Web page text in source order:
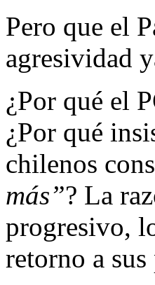
Pero que el
agresividad
¿Por qué el
¿Por qué
chilenos
más”? La
progresivo,
retorno a